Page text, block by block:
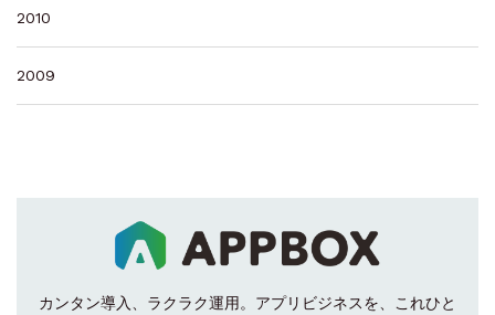
2010
2009
カンタン導入、ラクラク運用。 アプリビジネスを、これひと